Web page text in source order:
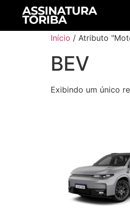
Início / Atributo
BEV
Exibindo um único